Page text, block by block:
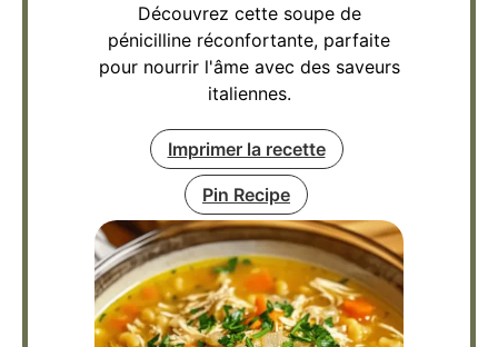
Découvrez cette soupe de
pénicilline réconfortante, parfaite
pour nourrir l'âme avec des saveurs
italiennes.
Imprimer la recette
Pin Recipe